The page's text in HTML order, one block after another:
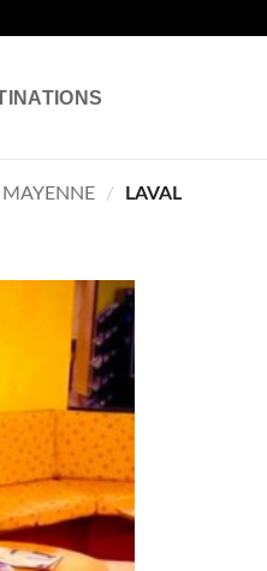
MAYENNE /
LAVAL